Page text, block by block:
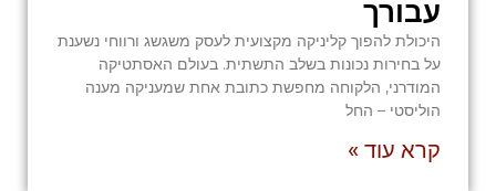
עבורך
היכולת להפוך קליניקה מקצועית לעסק משגשג ורווחי נשענת
על בחירות נכונות בשלב התשתית. בעולם האסתטיקה
המודרני, הלקוחה מחפשת כתובת אחת שמעניקה מענה
הוליסטי – החל
קרא עוד »